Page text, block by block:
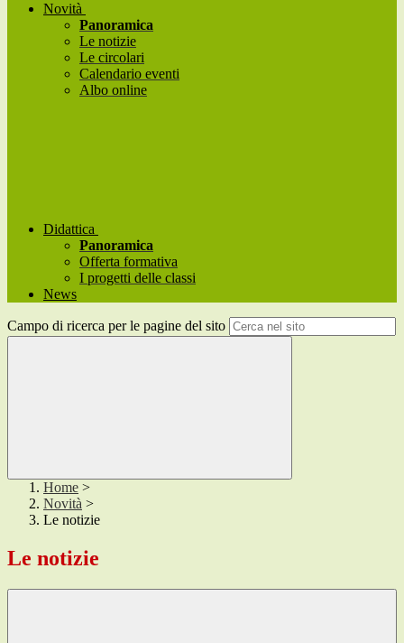
Novità
Panoramica
Le notizie
Le circolari
Calendario eventi
Albo online
Didattica
Panoramica
Offerta formativa
I progetti delle classi
News
Campo di ricerca per le pagine del sito
Home >
Novità >
Le notizie
Le notizie